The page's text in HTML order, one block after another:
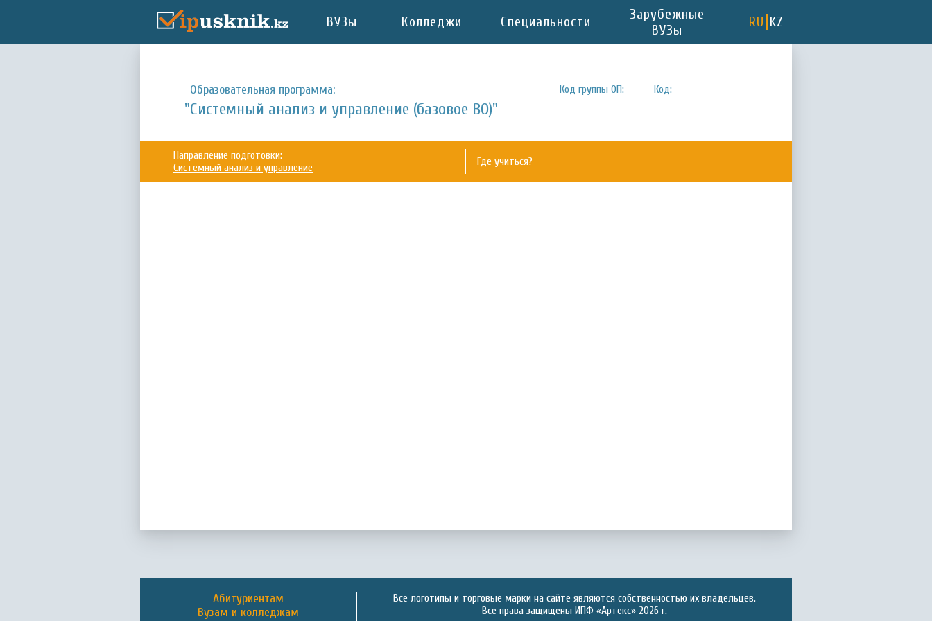
ВУЗы Колледжи Специальности
Зарубежные
ВУЗы
RU KZ
Образовательная программа:
"Системный анализ и управление (базовое ВО)"
Код группы ОП:
Код:
--
Направление подготовки:
Системный анализ и управление
Где учиться?
Абитуриентам
Вузам и колледжам
Все логотипы и торговые марки на сайте являются собственностью их владельцев.
Все права защищены ИПФ «Артекс» 2026 г.